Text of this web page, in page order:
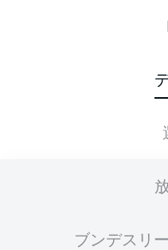
ブンデスリ
WOUT